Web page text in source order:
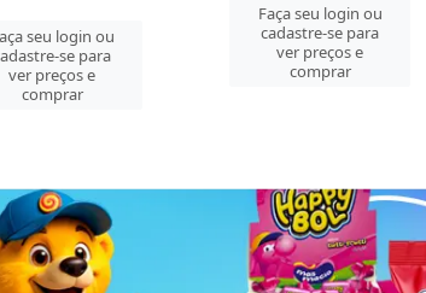
seu login ou
se para
ver preços e
comprar
Faça seu login ou
cadastre-se para
ver preços e
comprar